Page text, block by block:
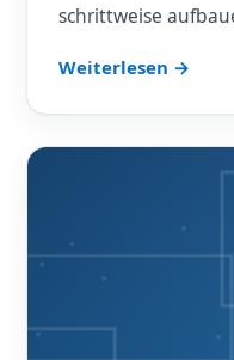
schrittweise
Weiterlesen →